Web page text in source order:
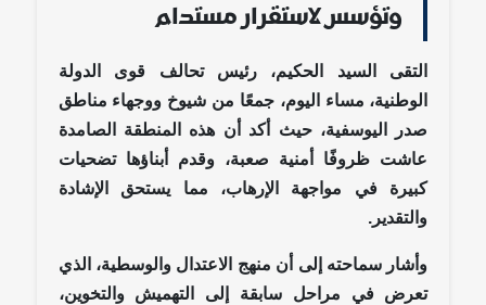
وتؤسس لاستقرار مستدام
التقى السيد الحكيم، رئيس تحالف قوى الدولة
الوطنية، مساء اليوم، جمعًا من شيوخ ووجهاء مناطق
صدر اليوسفية، حيث أكد أن هذه المنطقة الصامدة
عاشت ظروفًا أمنية صعبة، وقدم أبناؤها تضحيات
كبيرة في مواجهة الإرهاب، مما يستحق الإشادة
والتقدير.
وأشار سماحته إلى أن منهج الاعتدال والوسطية، الذي
تعرض في مراحل سابقة إلى التهميش والتخوين،